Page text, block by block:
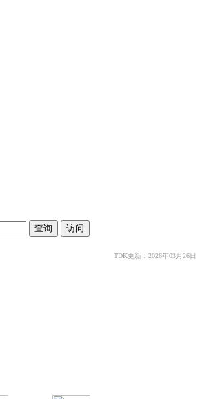
TDK更新：2026年03月26日